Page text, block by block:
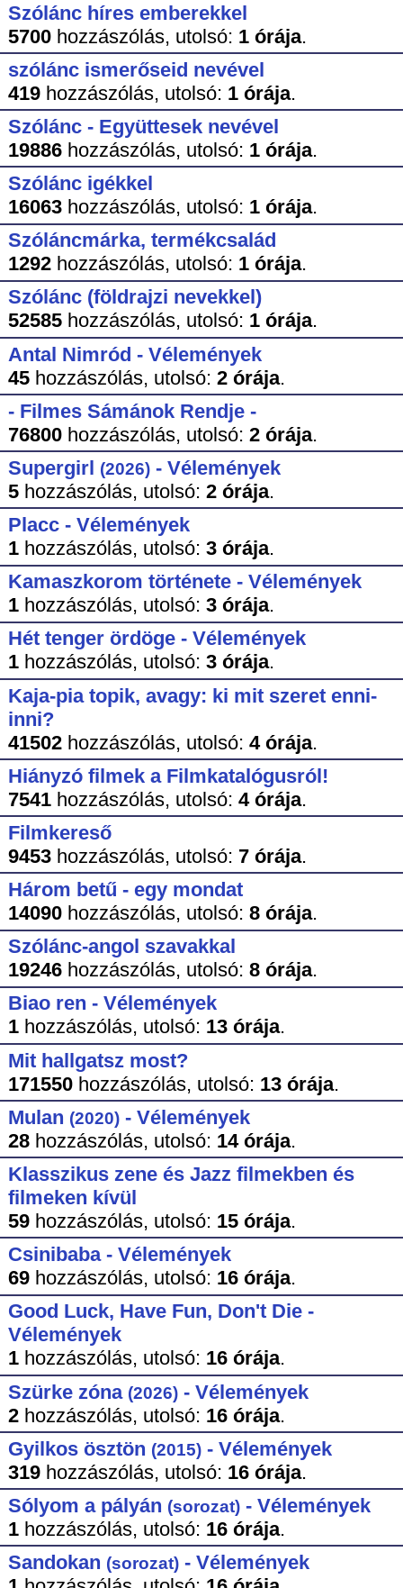
Szólánc híres emberekkel
5700hozzászólás, utolsó: 1 órája.
szólánc ismerőseid nevével
419hozzászólás, utolsó: 1 órája.
Szólánc - Együttesek nevével
19886hozzászólás, utolsó: 1 órája.
Szólánc igékkel
16063hozzászólás, utolsó: 1 órája.
Szóláncmárka, termékcsalád
1292hozzászólás, utolsó: 1 órája.
Szólánc (földrajzi nevekkel)
52585hozzászólás, utolsó: 1 órája.
Antal Nimród - Vélemények
45hozzászólás, utolsó: 2 órája.
- Filmes Sámánok Rendje -
76800hozzászólás, utolsó: 2 órája.
Supergirl (2026)- Vélemények
5hozzászólás, utolsó: 2 órája.
Placc - Vélemények
1hozzászólás, utolsó: 3 órája.
Kamaszkorom története - Vélemények
1hozzászólás, utolsó: 3 órája.
Hét tenger ördöge - Vélemények
1hozzászólás, utolsó: 3 órája.
Kaja-pia topik, avagy: ki mit szeret enni-
inni?
41502hozzászólás, utolsó: 4 órája.
Hiányzó filmek a Filmkatalógusról!
7541hozzászólás, utolsó: 4 órája.
Filmkereső
9453hozzászólás, utolsó: 7 órája.
Három betű - egy mondat
14090hozzászólás, utolsó: 8 órája.
Szólánc-angol szavakkal
19246hozzászólás, utolsó: 8 órája.
Biao ren - Vélemények
1hozzászólás, utolsó: 13 órája.
Mit hallgatsz most?
171550hozzászólás, utolsó: 13 órája.
Mulan (2020)- Vélemények
28hozzászólás, utolsó: 14 órája.
Klasszikus zene és Jazz filmekben és
filmeken kívül
59hozzászólás, utolsó: 15 órája.
Csinibaba - Vélemények
69hozzászólás, utolsó: 16 órája.
Good Luck, Have Fun, Don't Die -
Vélemények
1hozzászólás, utolsó: 16 órája.
Szürke zóna (2026)- Vélemények
2hozzászólás, utolsó: 16 órája.
Gyilkos ösztön (2015)- Vélemények
319hozzászólás, utolsó: 16 órája.
Sólyom a pályán (sorozat)- Vélemények
1hozzászólás, utolsó: 16 órája.
Sandokan (sorozat)- Vélemények